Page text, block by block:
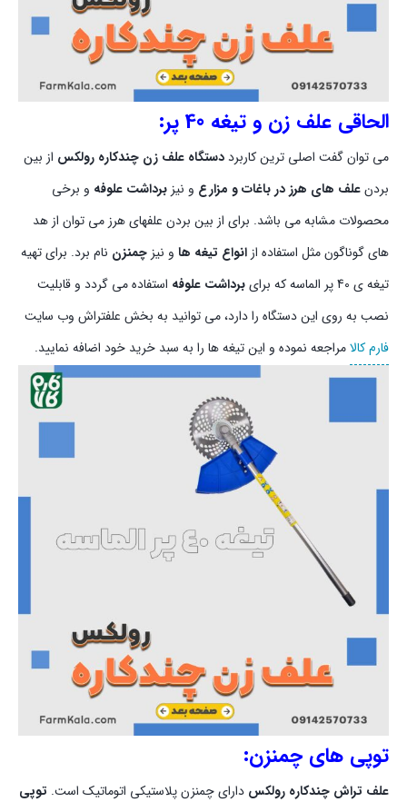
الحاقی علف زن و تیغه 40 پر:
می توان گفت اصلی ترین کاربرددستگاه علف زن چندکاره رولکس از بین
بردنعلف های هرز در باغات و مزارع و نیز برداشت علوفه و برخی
محصولات مشابه می باشد. برای از بین بردن علفهای هرز می توان از هد
های گوناگون مثل استفاده از انواع تیغه ها و نیز چمنزن نام برد. برای تهیه
تیغه ی 40 پر الماسه که برای
برداشت علوفه استفاده می گردد و قابلیت
نصب به روی این دستگاه را دارد، می توانید به بخش علفتراش وب سایت
فارم کالامراجعه نموده و این تیغه ها را به سبد خرید خود اضافه نمایید.
توپی های چمنزن:
علف تراش چندکاره رولکس دارای چمنزن پلاستیکی اتوماتیک است. توپی